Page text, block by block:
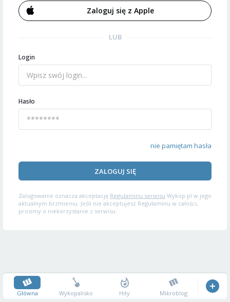
Zaloguj się z Apple
LUB
Login
Hasło
nie pamiętam hasła
ZALOGUJ SIĘ
Zalogowanie oznacza akceptację Regulaminu serwisu Wykop.pl w jego
aktualnym brzmieniu. Jeśli nie akceptujesz Regulaminu w całości,
prosimy o niekorzystanie z serwisu.
Główna Wykopalisko Hity Mikroblog